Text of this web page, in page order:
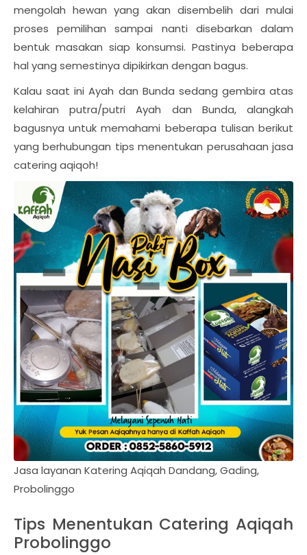
mengolah hewan yang akan disembelih dari mulai
proses pemilihan sampai nanti disebarkan dalam
bentuk masakan siap konsumsi. Pastinya beberapa
hal yang semestinya dipikirkan dengan bagus.
Kalau saat ini Ayah dan Bunda sedang gembira atas
kelahiran putra/putri Ayah dan Bunda, alangkah
bagusnya untuk memahami beberapa tulisan berikut
yang berhubungan tips menentukan perusahaan jasa
catering aqiqoh!
Jasa layanan Katering Aqiqah Dandang, Gading,
Probolinggo
Tips Menentukan Catering Aqiqah
Probolinggo